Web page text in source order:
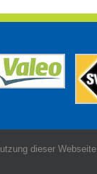
dieser Webseite